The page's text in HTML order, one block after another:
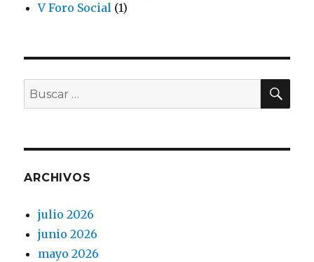
V Foro Social (1)
Buscar
por:
ARCHIVOS
julio 2026
junio 2026
mayo 2026